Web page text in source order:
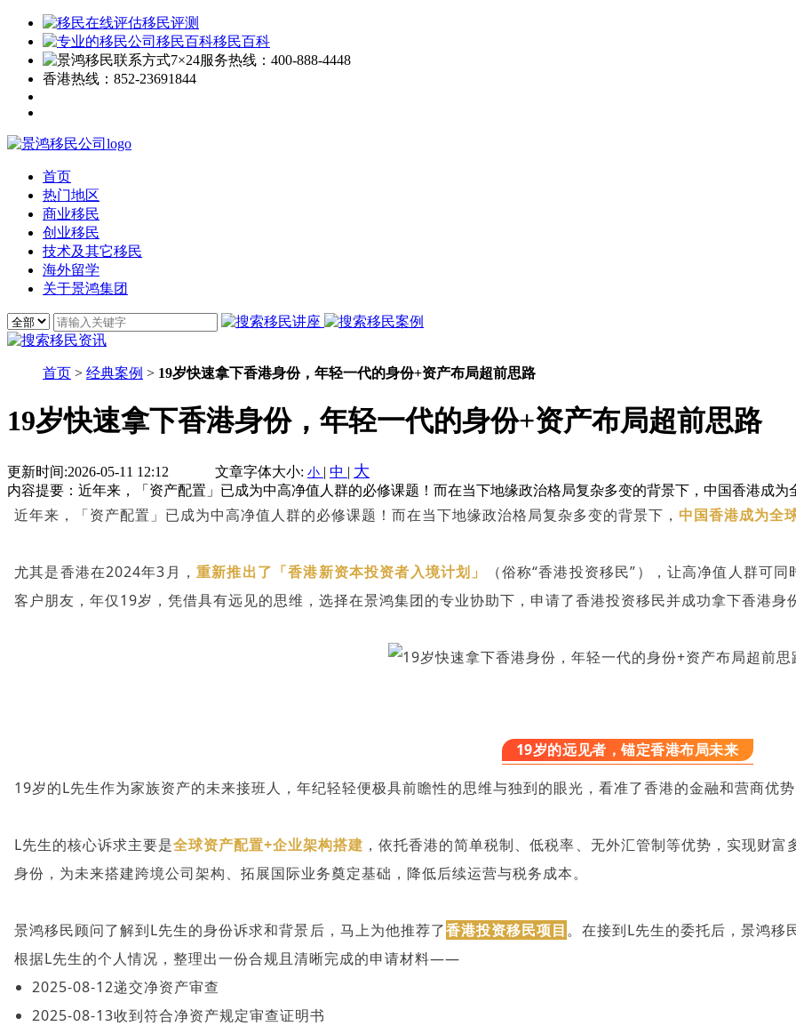
移民评测
移民百科
7×24服务热线： 400-888-4448
香港热线： 852-23691844
首页
热门地区
商业移民
创业移民
技术及其它移民
海外留学
关于景鸿集团
首页 > 经典案例 > 19岁快速拿下香港身份，年轻一代的身份+资产布局超前思路
19岁快速拿下香港身份，年轻一代的身份+资产布局超前思路
更新时间:2026-05-11 12:12 文章字体大小: 小 | 中 | 大
内容提要：近年来，「资产配置」已成为中高净值人群的必修课题！而在当下地缘政治格局复杂多变的背景下，中国香港成为
近年来，「资产配置」已成为中高净值人群的必修课题！而在当下地缘政治格局复杂多变的背景下， 中国香港成为全
尤其是香港在2024年3月，重新推出了「香港新资本投资者入境计划」
（俗称“香港投资移民”），让高净值人群可同
客户朋友，年仅19岁，凭借具有远见的思维，选择在景鸿集团的专业协助下，申请了香港投资移民并成功拿下香港身
19岁的远见者，锚定香港布局未来
19岁的L先生作为家族资产的未来接班人，年纪轻轻便极具前瞻性的思维与独到的眼光，看准了香港的金融和营商优
L先生的核心诉求主要是全球资产配置+企业架构搭建 ，依托香港的简单税制、低税率、无外汇管制等优势，实现财
身份，为未来搭建跨境公司架构、拓展国际业务奠定基础，降低后续运营与税务成本。
景鸿移民顾问了解到L先生的身份诉求和背景后，马上为他推荐了香港投资移民项目。在接到L先生的委托后，景鸿移
根据L先生的个人情况，整理出一份合规且清晰完成的申请材料——
2025-08-12递交净资产审查
2025-08-13收到符合净资产规定审查证明书